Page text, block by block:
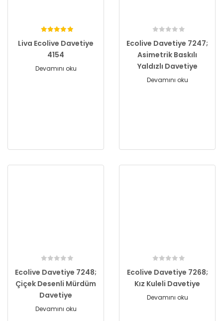
Liva Ecolive Davetiye
4154
Devamını oku
Ecolive Davetiye 7247;
Asimetrik Baskılı
Yaldızlı Davetiye
Devamını oku
Ecolive Davetiye 7248;
Çiçek Desenli Mürdüm
Davetiye
Devamını oku
Ecolive Davetiye 7268;
Kız Kuleli Davetiye
Devamını oku